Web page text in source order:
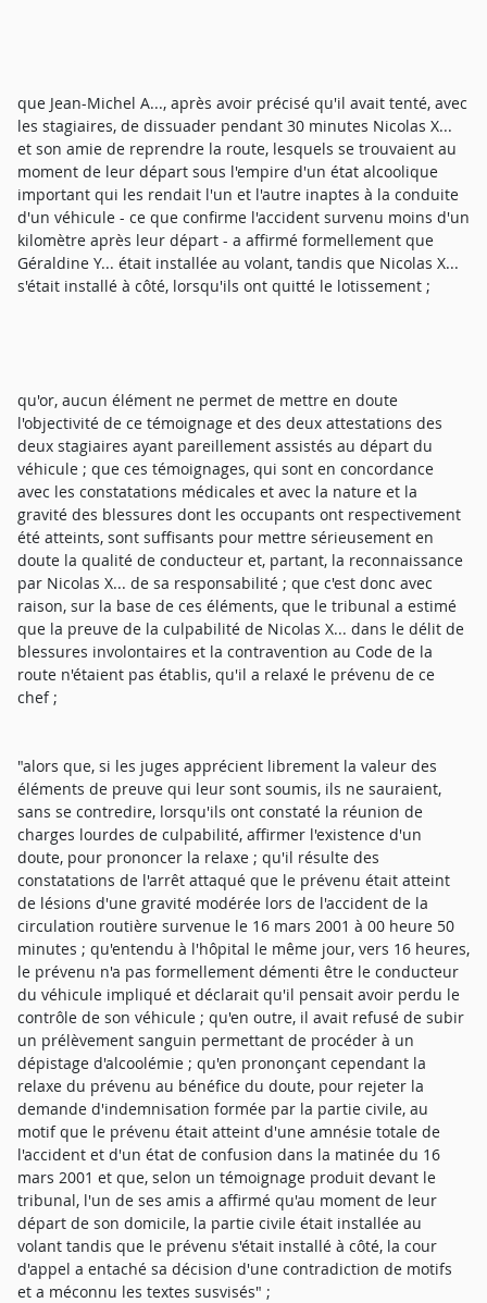
que Jean-Michel A..., après avoir précisé qu'il avait tenté, avec
les stagiaires, de dissuader pendant 30 minutes Nicolas X...
et son amie de reprendre la route, lesquels se trouvaient au
moment de leur départ sous l'empire d'un état alcoolique
important qui les rendait l'un et l'autre inaptes à la conduite
d'un véhicule - ce que confirme l'accident survenu moins d'un
kilomètre après leur départ - a affirmé formellement que
Géraldine Y... était installée au volant, tandis que Nicolas X...
s'était installé à côté, lorsqu'ils ont quitté le lotissement ;
qu'or, aucun élément ne permet de mettre en doute
l'objectivité de ce témoignage et des deux attestations des
deux stagiaires ayant pareillement assistés au départ du
véhicule ; que ces témoignages, qui sont en concordance
avec les constatations médicales et avec la nature et la
gravité des blessures dont les occupants ont respectivement
été atteints, sont suffisants pour mettre sérieusement en
doute la qualité de conducteur et, partant, la reconnaissance
par Nicolas X... de sa responsabilité ; que c'est donc avec
raison, sur la base de ces éléments, que le tribunal a estimé
que la preuve de la culpabilité de Nicolas X... dans le délit de
blessures involontaires et la contravention au Code de la
route n'étaient pas établis, qu'il a relaxé le prévenu de ce
chef ;
"alors que, si les juges apprécient librement la valeur des
éléments de preuve qui leur sont soumis, ils ne sauraient,
sans se contredire, lorsqu'ils ont constaté la réunion de
charges lourdes de culpabilité, affirmer l'existence d'un
doute, pour prononcer la relaxe ; qu'il résulte des
constatations de l'arrêt attaqué que le prévenu était atteint
de lésions d'une gravité modérée lors de l'accident de la
circulation routière survenue le 16 mars 2001 à 00 heure 50
minutes ; qu'entendu à l'hôpital le même jour, vers 16 heures,
le prévenu n'a pas formellement démenti être le conducteur
du véhicule impliqué et déclarait qu'il pensait avoir perdu le
contrôle de son véhicule ; qu'en outre, il avait refusé de subir
un prélèvement sanguin permettant de procéder à un
dépistage d'alcoolémie ; qu'en prononçant cependant la
relaxe du prévenu au bénéfice du doute, pour rejeter la
demande d'indemnisation formée par la partie civile, au
motif que le prévenu était atteint d'une amnésie totale de
l'accident et d'un état de confusion dans la matinée du 16
mars 2001 et que, selon un témoignage produit devant le
tribunal, l'un de ses amis a affirmé qu'au moment de leur
départ de son domicile, la partie civile était installée au
volant tandis que le prévenu s'était installé à côté, la cour
d'appel a entaché sa décision d'une contradiction de motifs
et a méconnu les textes susvisés" ;